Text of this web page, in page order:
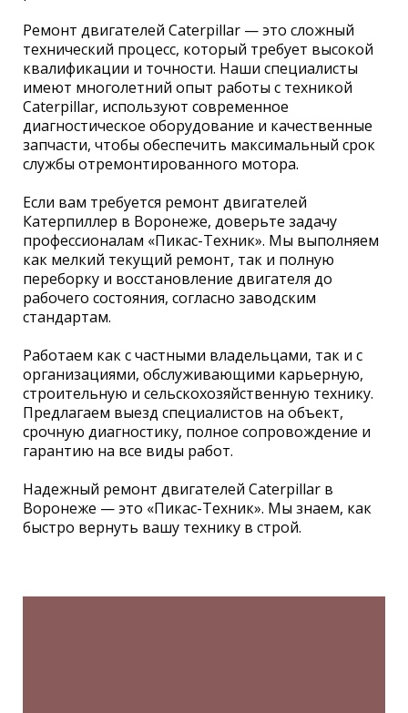
Ремонт двигателей Caterpillar — это сложный
технический процесс, который требует высокой
квалификации и точности. Наши специалисты
имеют многолетний опыт работы с техникой
Caterpillar, используют современное
диагностическое оборудование и качественные
запчасти, чтобы обеспечить максимальный срок
службы отремонтированного мотора.
Если вам требуется ремонт двигателей
Катерпиллер в Воронеже, доверьте задачу
профессионалам «Пикас-Техник». Мы выполняем
как мелкий текущий ремонт, так и полную
переборку и восстановление двигателя до
рабочего состояния, согласно заводским
стандартам.
Работаем как с частными владельцами, так и с
организациями, обслуживающими карьерную,
строительную и сельскохозяйственную технику.
Предлагаем выезд специалистов на объект,
срочную диагностику, полное сопровождение и
гарантию на все виды работ.
Надежный ремонт двигателей Caterpillar в
Воронеже — это «Пикас-Техник». Мы знаем, как
быстро вернуть вашу технику в строй.